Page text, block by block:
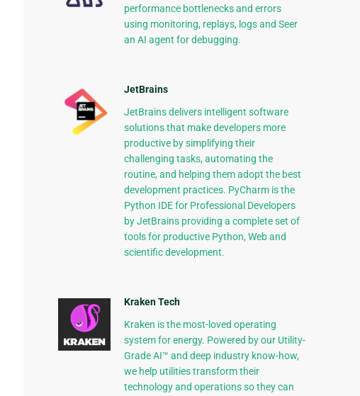
performance bottlenecks and errors
using monitoring, replays, logs and Seer
an AI agent for debugging.
JetBrains
JetBrains delivers intelligent software
solutions that make developers more
productive by simplifying their
challenging tasks, automating the
routine, and helping them adopt the best
development practices. PyCharm is the
Python IDE for Professional Developers
by JetBrains providing a complete set of
tools for productive Python, Web and
scientific development.
Kraken Tech
Kraken is the most-loved operating
system for energy. Powered by our Utility-
Grade AI™ and deep industry know-how,
we help utilities transform their
technology and operations so they can